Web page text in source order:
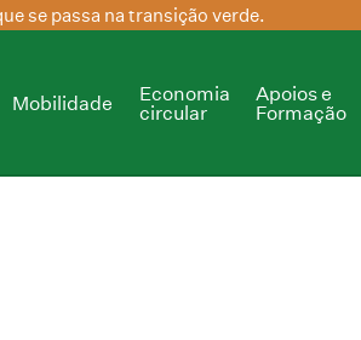
se passa na transição verde.
Mobilidade
Economia
circular
Apoios e
Formação